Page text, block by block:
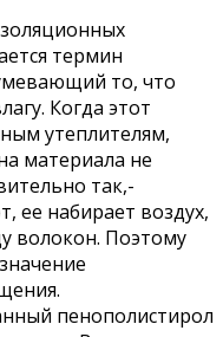
термин
то, что
Когда этот
утеплителям,
материала не
так,-
ее набирает воздух,
волокон. Поэтому
пенополистирол